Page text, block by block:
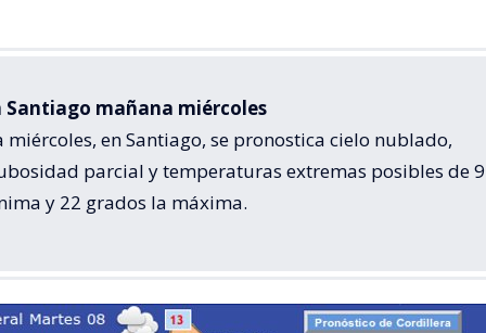
Santiago mañana miércoles
miércoles, en Santiago, se pronostica cielo nublado,
parcial y temperaturas extremas posibles de 9
y 22 grados la máxima.